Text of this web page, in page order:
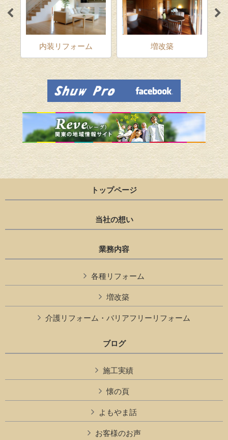
内装リフォーム 増改築
トップページ
当社の想い
業務内容
各種リフォーム
増改築
介護リフォーム・バリアフリーリフォーム
ブログ
施工実績
懐の頁
よもやま話
お客様のお声